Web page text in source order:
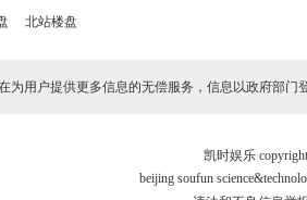
北站楼盘
为用户提供更多信息的无偿服务，信息以政府部门
凯时娱乐
beijing soufun